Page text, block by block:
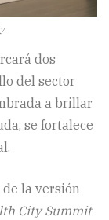
dos
del sector
a brillar
se fortalece
la versión
City Summit